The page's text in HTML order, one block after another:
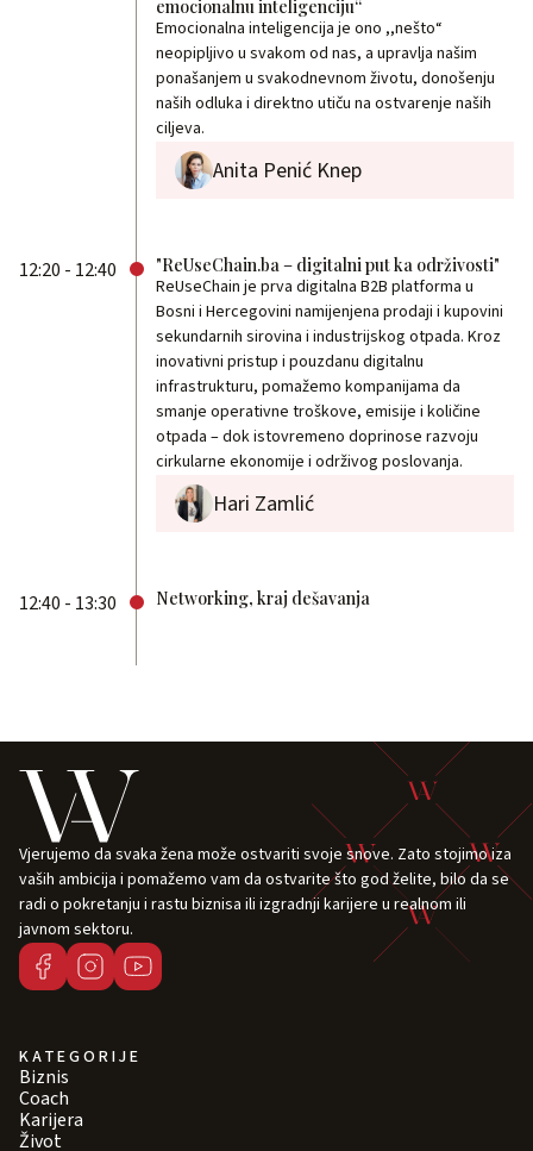
emocionalnu inteligenciju“
Emocionalna inteligencija je ono ,,nešto“
neopipljivo u svakom od nas, a upravlja našim
ponašanjem u svakodnevnom životu, donošenju
naših odluka i direktno utiču na ostvarenje naših
ciljeva.
Anita Penić Knep
12:20 - 12:40 "ReUseChain.ba – digitalni put ka održivosti"
ReUseChain je prva digitalna B2B platforma u
Bosni i Hercegovini namijenjena prodaji i kupovini
sekundarnih sirovina i industrijskog otpada. Kroz
inovativni pristup i pouzdanu digitalnu
infrastrukturu, pomažemo kompanijama da
smanje operativne troškove, emisije i količine
otpada – dok istovremeno doprinose razvoju
cirkularne ekonomije i održivog poslovanja.
Hari Zamlić
12:40 - 13:30 Networking, kraj dešavanja
Vjerujemo da svaka žena može ostvariti svoje snove. Zato stojimo iza
vaših ambicija i pomažemo vam da ostvarite što god želite, bilo da se
radi o pokretanju i rastu biznisa ili izgradnji karijere u realnom ili
javnom sektoru.
KATEGORIJE
Biznis
Coach
Karijera
Život